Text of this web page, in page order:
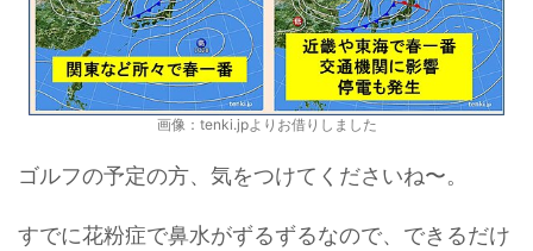
画像：tenki.jpよりお借りしました
ゴルフの予定の方、気をつけてくださいね〜。
すでに花粉症で鼻水がずるずるなので、できるだけ